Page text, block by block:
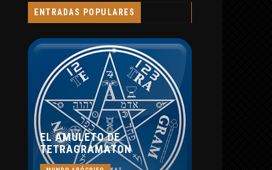
ENTRADAS POPULARES
DE
8 septiembre, 2019